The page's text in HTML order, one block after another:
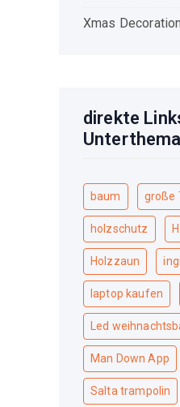
Xmas
direkte
baum große
holzschutz
Holzzaun
laptop kaufen
Led
Man Down App
Salta trampolin